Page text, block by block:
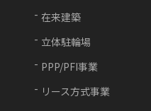
在来建築
立体駐輪場
PPP/PFI事業
リース方式事業